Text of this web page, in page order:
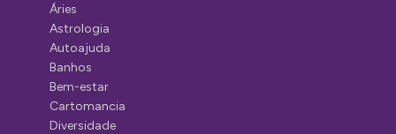
Áries
Astrologia
Autoajuda
Banhos
Bem-estar
Cartomancia
Diversidade